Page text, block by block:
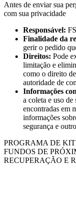
Antes de enviar sua
com sua privacidade
Responsável:
Finalidade da
gerir o pedido
Direitos: Pode
limitação e
como o direito
autoridade de
Informações
a coleta e uso de
encontradas em
informações
segurança e
PROGRAMA DE
FUNDOS DE
RECUPERAÇÃO E